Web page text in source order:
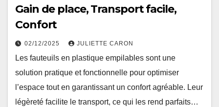
Gain de place, Transport facile,
Confort
02/12/2025 JULIETTE CARON
Les fauteuils en plastique empilables sont une
solution pratique et fonctionnelle pour optimiser
l’espace tout en garantissant un confort agréable. Leur
légèreté facilite le transport, ce qui les rend parfaits…